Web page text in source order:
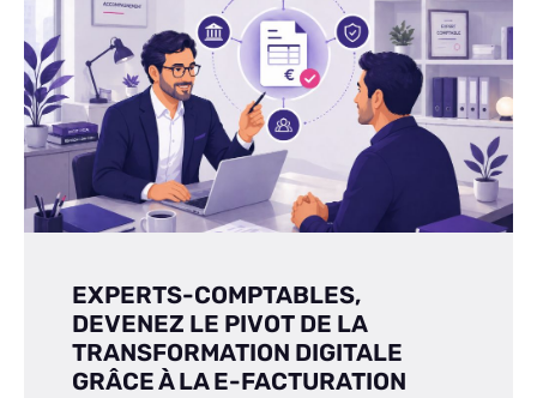
EXPERTS-COMPTABLES,
DEVENEZ LE PIVOT DE LA
TRANSFORMATION DIGITALE
GRÂCE À LA E-FACTURATION